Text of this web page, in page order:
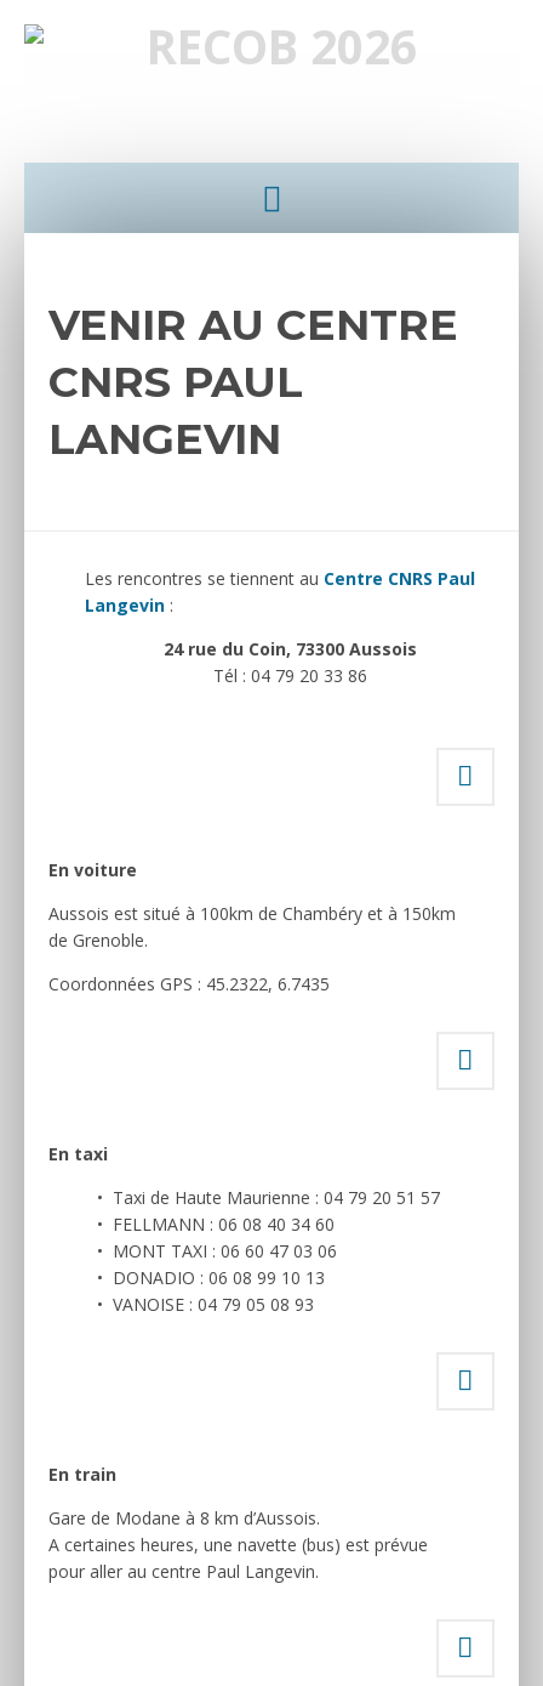
VENIR AU CENTRE
CNRS PAUL
LANGEVIN
Les rencontres se tiennent au Centre CNRS Paul
Langevin :
24 rue du Coin, 73300 Aussois
Tél : 04 79 20 33 86
En voiture
Aussois est situé à 100km de Chambéry et à 150km
de Grenoble.
Coordonnées GPS : 45.2322, 6.7435
En taxi
• Taxi de Haute Maurienne : 04 79 20 51 57
• FELLMANN : 06 08 40 34 60
• MONT TAXI : 06 60 47 03 06
• DONADIO : 06 08 99 10 13
• VANOISE : 04 79 05 08 93
En train
Gare de Modane à 8 km d’Aussois.
A certaines heures, une navette (bus) est prévue
pour aller au centre Paul Langevin.